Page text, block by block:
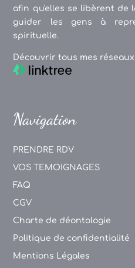
afin qu'elles se libèrent de
guider les gens à
spirituelle.
Découvrir tous mes
Navigation
PRENDRE RDV
VOS TEMOIGNAGES
FAQ
CGV
Charte de déontologie
Politique de confidentialité
Mentions Légales